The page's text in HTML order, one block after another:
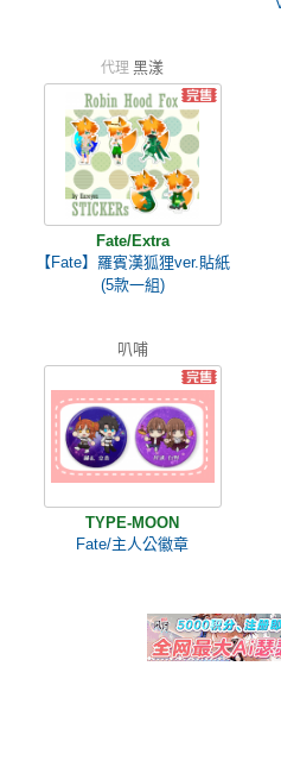
代理 黑漾
Fate/Extra
【Fate】羅賓漢狐狸ver.貼紙
(5款一組)
叭哺
TYPE-MOON
Fate/主人公徽章